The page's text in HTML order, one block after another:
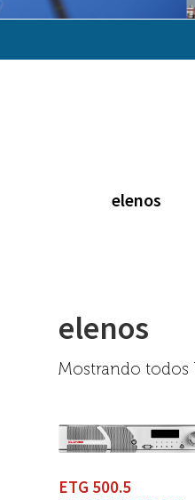
elenos
elenos
Mostrando todos
ETG 500.5